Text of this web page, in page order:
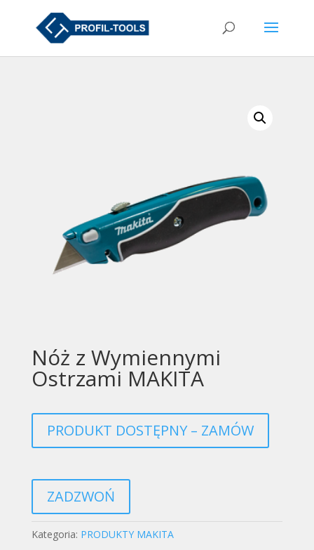
Nóż z Wymiennymi
Ostrzami MAKITA
PRODUKT DOSTĘPNY – ZAMÓW
ZADZWOŃ
Kategoria: PRODUKTY MAKITA